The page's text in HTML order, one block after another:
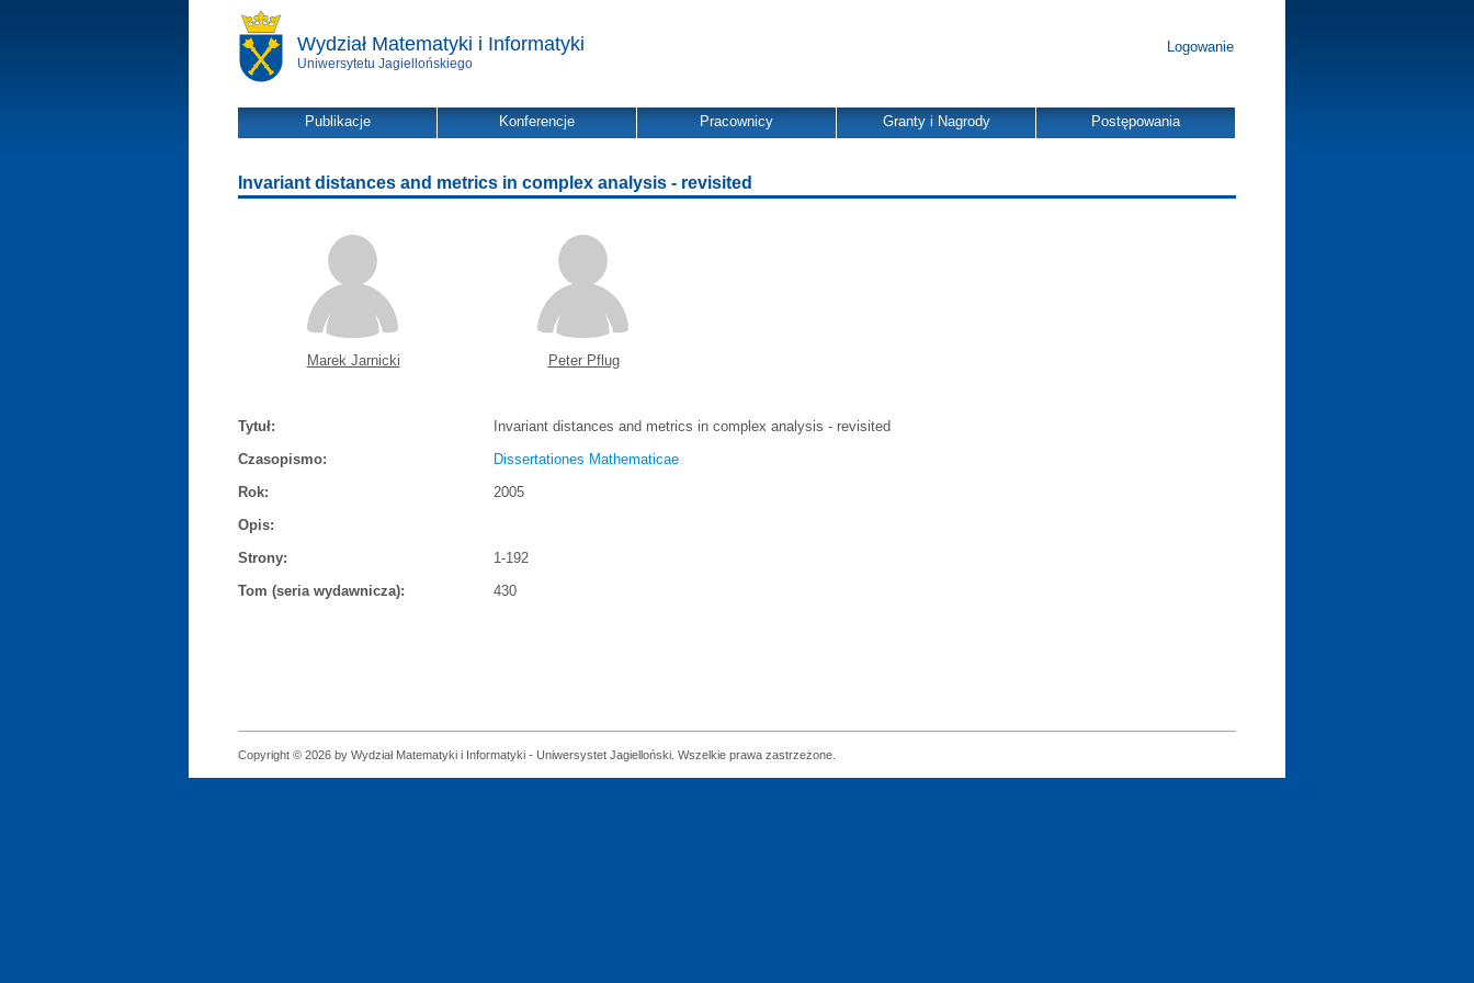
Wydział Matematyki i Informatyki
Uniwersytetu Jagiellońskiego
Logowanie
Publikacje Konferencje Pracownicy Granty i Nagrody Postępowania
Invariant distances and metrics in complex analysis - revisited
Marek Jarnicki Peter Pflug
Tytuł:
Invariant distances and metrics in complex analysis - revisited
Czasopismo:
Dissertationes Mathematicae
Rok:
2005
Opis:
Strony:
1-192
Tom (seria wydawnicza):
430
Copyright © 2026 by Wydział Matematyki i Informatyki - Uniwersystet Jagielloński. Wszelkie prawa zastrzeżone.